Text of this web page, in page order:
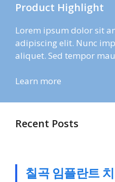
Product Highlight
Lorem ipsum dolor sit
adipiscing elit. Nunc
aliquet. Sed tempor
Learn more
Recent Posts
칠곡 임플란트